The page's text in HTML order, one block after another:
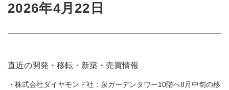
お問い合わせ
2026年4月22日
直近の開発・移転・新築・売買情報
・株式会社ダイヤモンド社：泉ガーデンタワー10階へ8月中旬の移